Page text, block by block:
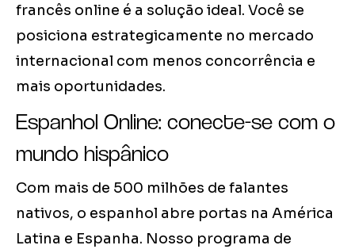
francês online é a solução ideal. Você se
posiciona estrategicamente no mercado
internacional com menos concorrência e
mais oportunidades.
Espanhol Online: conecte-se com o
mundo hispânico
Com mais de 500 milhões de falantes
nativos, o espanhol abre portas na América
Latina e Espanha. Nosso programa de